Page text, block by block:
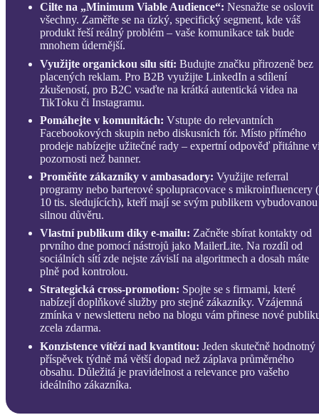
Cilte na „Minimum Viable Audience“: Nesnažte se oslovit
všechny. Zaměřte se na úzký, specifický segment, kde váš
produkt řeší reálný problém – vaše komunikace tak bude
mnohem údernější.
Využijte organickou sílu sítí: Budujte značku přirozeně bez
placených reklam. Pro B2B využijte LinkedIn a sdílení
zkušeností, pro B2C vsaďte na krátká autentická videa na
TikToku či Instagramu.
Pomáhejte v komunitách: Vstupte do relevantních
Facebookových skupin nebo diskusních fór. Místo přímého
prodeje nabízejte užitečné rady – expertní odpověď přitáhne
pozornosti než banner.
Proměňte zákazníky v ambasadory: Využijte referral
programy nebo barterové spolupracovace s mikroinfluencery
10 tis. sledujících), kteří mají se svým publikem vybudovanou
silnou důvěru.
Vlastní publikum díky e-mailu: Začněte sbírat kontakty od
prvního dne pomocí nástrojů jako MailerLite. Na rozdíl od
sociálních sítí zde nejste závislí na algoritmech a dosah máte
plně pod kontrolou.
Strategická cross-promotion: Spojte se s firmami, které
nabízejí doplňkové služby pro stejné zákazníky. Vzájemná
zmínka v newsletteru nebo na blogu vám přinese nové
zcela zdarma.
Konzistence vítězí nad kvantitou: Jeden skutečně hodnotný
příspěvek týdně má větší dopad než záplava průměrného
obsahu. Důležitá je pravidelnost a relevance pro vašeho
ideálního zákazníka.